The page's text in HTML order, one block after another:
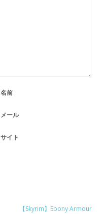
名前
メール
サイト
【Skyrim】Ebony Armour